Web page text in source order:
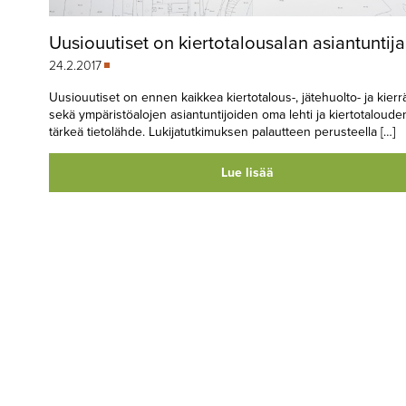
Uusiouutiset on kiertotalousalan asiantuntija
24.2.2017
Uusiouutiset on ennen kaikkea kiertotalous-, jätehuolto- ja
sekä ympäristöalojen asiantuntijoiden oma lehti ja
tärkeä tietolähde. Lukijatutkimuksen palautteen perusteella […]
Lue lisää